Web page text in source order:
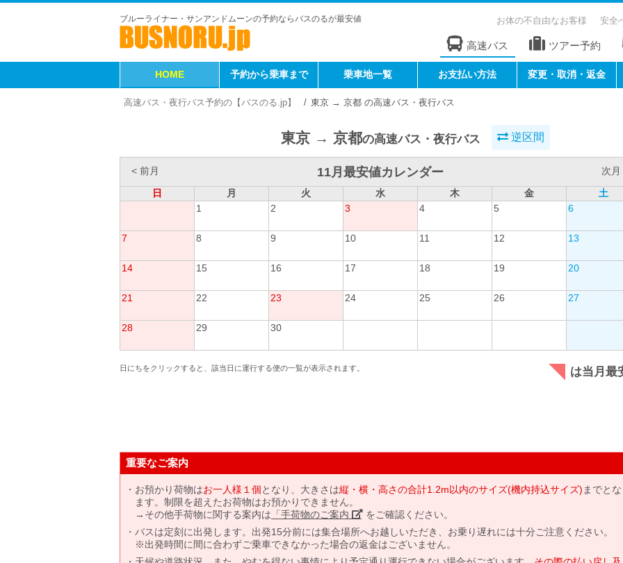
ブルーライナー・サンアンドムーンの予約ならバスのるが最安値 お体の不自由なお客様 安全
高速バス ツアー予約
HOME 予約から乗車まで 乗車地一覧 お支払い方法 変更・取消・返金
高速バス・夜行バス予約の【バスのる.jp】 東京 → 京都 の高速バス・夜行バス
東京 → 京都の高速バス・夜行バス 逆区間
< 前月 11月最安値カレンダー
次月
日
月 火 水 木 金
土
1
2 3 4 5 6
7 8 9 10 11 12 13
14 15 16 17 18 19 20
21 22 23 24 25 26 27
28 29 30
日にちをクリックすると、該当日に運行する便の一覧が表示されます。 は当月最
重要なご案内
お預かり荷物はお一人様１個となり、大きさは縦・横・高さの合計1.2m以内のサイズ(機内持込サイズ) までと
ます。制限を超えたお荷物はお預かりできません。
→その他手荷物に関する案内は 「手荷物のご案内」 をご確認ください。
バスは定刻に出発します。出発15分前には集合場所へお越しいただき、お乗り遅れには十分ご注意ください。
※出発時間に間に合わずご乗車できなかった場合の返金はございません。